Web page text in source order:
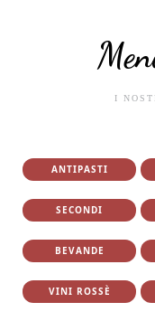
I
ANTIPASTI
SECONDI
BEVANDE
VINI ROSSÈ